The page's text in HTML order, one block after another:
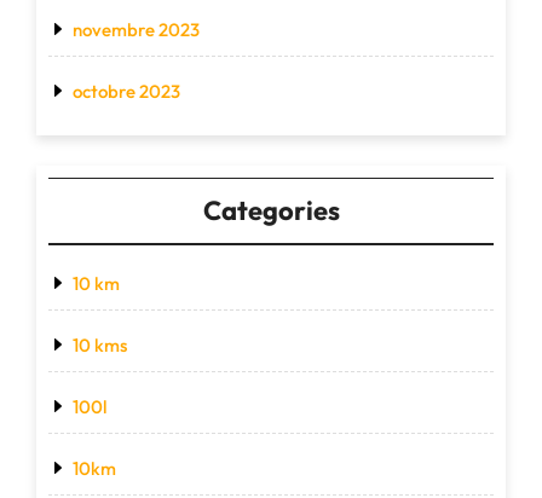
novembre 2023
octobre 2023
Categories
10 km
10 kms
100l
10km